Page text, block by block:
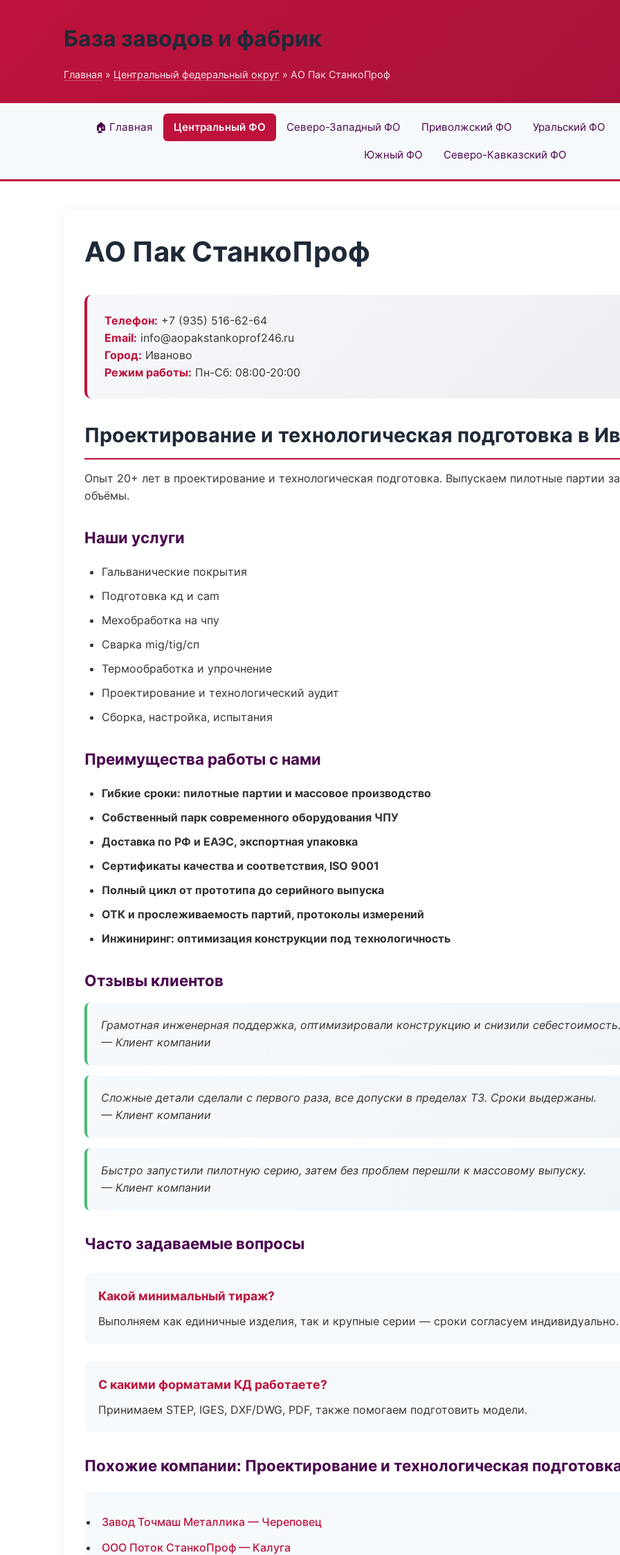
База заводов и фабрик
Главная » Центральный федеральный округ » АО Пак СтанкоПроф
🏠 Главная Центральный ФО Северо-Западный ФО Приволжский ФО Уральский ФО
Южный ФО Северо-Кавказский ФО
АО Пак СтанкоПроф
Телефон: +7 (935) 516-62-64
Email: info@aopakstankoprof246.ru
Город: Иваново
Режим работы: Пн-Сб: 08:00-20:00
Проектирование и технологическая подготовка в
Опыт 20+ лет в проектирование и технологическая подготовка. Выпускаем пилотные партии
объёмы.
Наши услуги
Гальванические покрытия
Подготовка кд и cam
Мехобработка на чпу
Сварка mig/tig/сп
Термообработка и упрочнение
Проектирование и технологический аудит
Сборка, настройка, испытания
Преимущества работы с нами
Гибкие сроки: пилотные партии и массовое производство
Собственный парк современного оборудования ЧПУ
Доставка по РФ и ЕАЭС, экспортная упаковка
Сертификаты качества и соответствия, ISO 9001
Полный цикл от прототипа до серийного выпуска
ОТК и прослеживаемость партий, протоколы измерений
Инжиниринг: оптимизация конструкции под технологичность
Отзывы клиентов
Грамотная инженерная поддержка, оптимизировали конструкцию и снизили себестоимость.
— Клиент компании
Сложные детали сделали с первого раза, все допуски в пределах ТЗ. Сроки выдержаны.
— Клиент компании
Быстро запустили пилотную серию, затем без проблем перешли к массовому выпуску.
— Клиент компании
Часто задаваемые вопросы
Какой минимальный тираж?
Выполняем как единичные изделия, так и крупные серии — сроки согласуем индивидуально.
С какими форматами КД работаете?
Принимаем STEP, IGES, DXF/DWG, PDF, также помогаем подготовить модели.
Похожие компании: Проектирование и технологическая
Завод Точмаш Металлика — Череповец
ООО Поток СтанкоПроф — Калуга